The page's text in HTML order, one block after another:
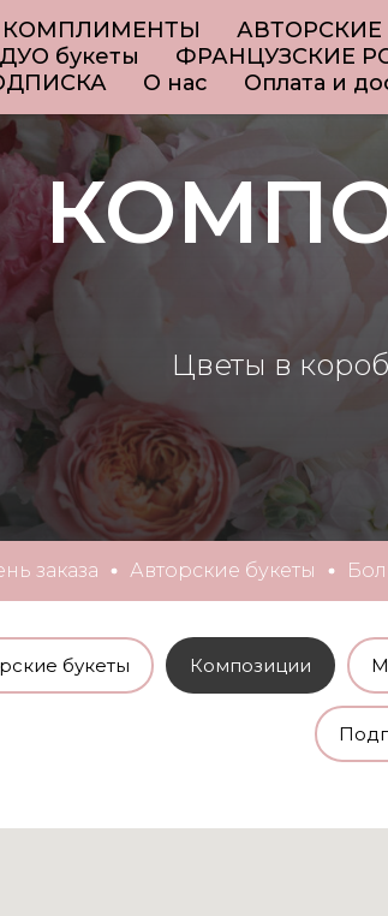
КОМПЛИМЕНТЫ АВТОРСКИЕ
букеты
ФРАНЦУЗСКИЕ
О нас Оплата и
Цветы в
заказа Авторские букеты
букеты Композиции